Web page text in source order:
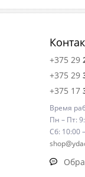
+375 29
+375 29
+375 17
Время
Пн – Пт:
Сб: 10:00